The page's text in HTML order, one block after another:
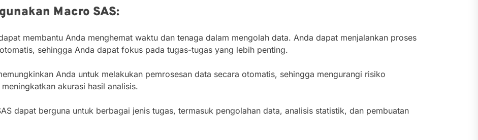
Macro SAS:
membantu Anda menghemat waktu dan tenaga dalam mengolah data. Anda dapat menjalankan proses
sehingga Anda dapat fokus pada tugas-tugas yang lebih penting.
Anda untuk melakukan pemrosesan data secara otomatis, sehingga mengurangi risiko
akurasi hasil analisis.
dapat berguna untuk berbagai jenis tugas, termasuk pengolahan data, analisis statistik, dan pembuatan